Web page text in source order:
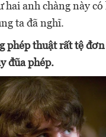
hai anh chàng này
ta đã nghĩ.
phép thuật rất tệ
đũa phép.